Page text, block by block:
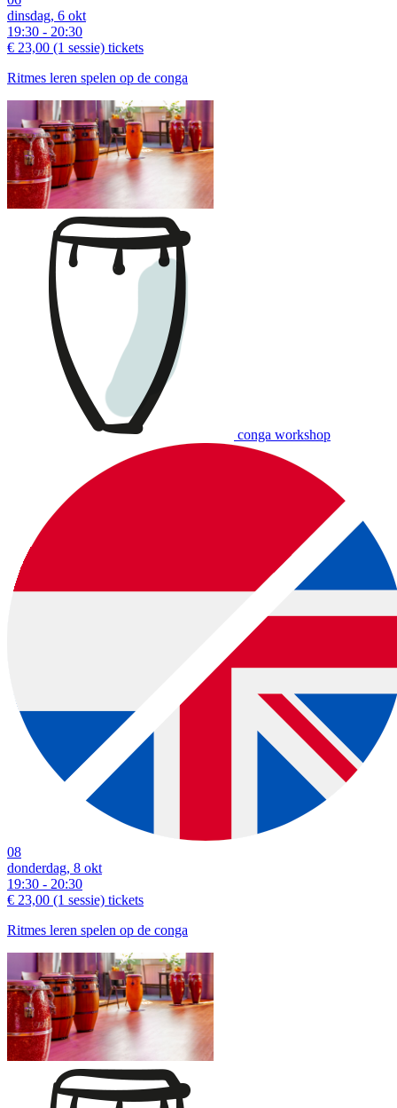
dinsdag, 6 okt
19:30 - 20:30
€ 23,00 (1 sessie) tickets
Ritmes leren spelen op de conga
conga workshop
08
donderdag, 8 okt
19:30 - 20:30
€ 23,00 (1 sessie) tickets
Ritmes leren spelen op de conga